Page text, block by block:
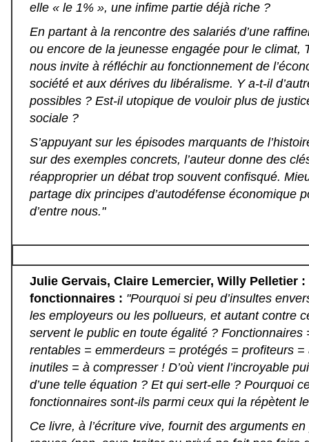
elle « le 1% », une infime partie déjà riche ?
En partant à la rencontre des salariés d’une
ou encore de la jeunesse engagée pour le climat,
nous invite à réfléchir au fonctionnement de
société et aux dérives du libéralisme. Y a-t-il
possibles ? Est-il utopique de vouloir plus de
sociale ?
S’appuyant sur les épisodes marquants de
sur des exemples concrets, l’auteur donne des
réapproprier un débat trop souvent confisqué.
partage dix principes d’autodéfense économique
d’entre nous."
Julie Gervais, Claire Lemercier, Willy Pelletier :
fonctionnaires : "Pourquoi si peu d’insultes
les employeurs ou les pollueurs, et autant contre
servent le public en toute égalité ? Fonctionnaires
rentables = emmerdeurs = protégés = profiteurs
inutiles = à compresser ! D’où vient l’incroyable
d’une telle équation ? Et qui sert-elle ? Pourquoi
fonctionnaires sont-ils parmi ceux qui la répètent
Ce livre, à l’écriture vive, fournit des arguments en